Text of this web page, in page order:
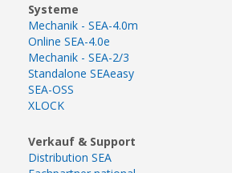
Systeme
Mechanik - SEA-4.0m
Online SEA-4.0e
Mechanik - SEA-2/3
Standalone SEAeasy
SEA-OSS
XLOCK
Verkauf & Support
Distribution SEA